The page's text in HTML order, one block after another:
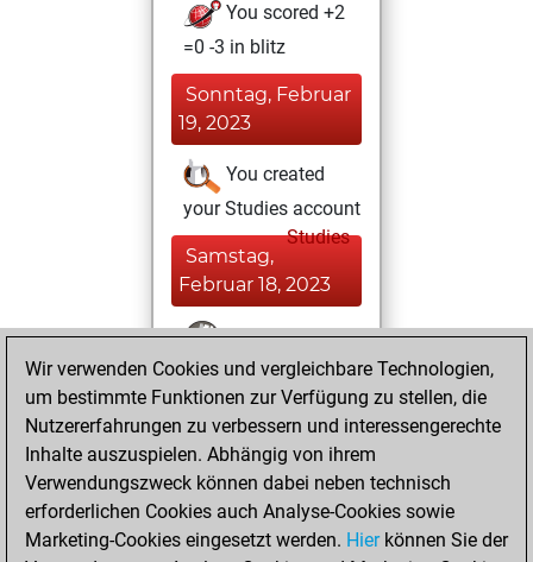
You scored +2
=0 -3 in blitz
Sonntag, Februar
19, 2023
You created
your Studies account
Studies
Samstag,
Februar 18, 2023
You won
against Fritz
Fritz
You achieved a
BeautyScore of 24
You achieved a
new Elo of 1621
Dienstag, Januar
Wir verwenden Cookies und vergleichbare Technologien,
um bestimmte Funktionen zur Verfügung zu stellen, die
Nutzererfahrungen zu verbessern und interessengerechte
Inhalte auszuspielen. Abhängig von ihrem
Verwendungszweck können dabei neben technisch
erforderlichen Cookies auch Analyse-Cookies sowie
Marketing-Cookies eingesetzt werden. Hierkönnen Sie der